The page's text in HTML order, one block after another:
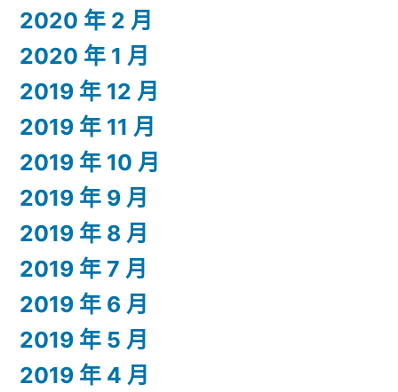
2020 年 2 月
2020 年 1 月
2019 年 12 月
2019 年 11 月
2019 年 10 月
2019 年 9 月
2019 年 8 月
2019 年 7 月
2019 年 6 月
2019 年 5 月
2019 年 4 月